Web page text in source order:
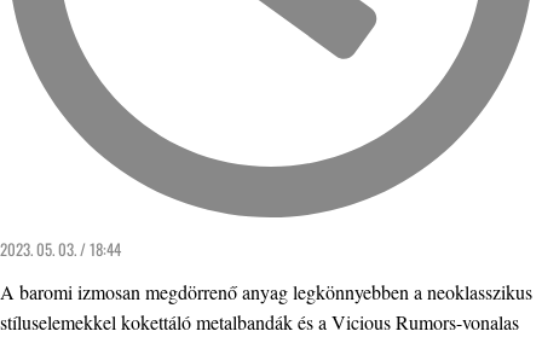
2023. 05. 03. / 18:44
A baromi izmosan megdörrenő anyag legkönnyebben a neoklasszikus
stíluselemekkel kokettáló metalbandák és a Vicious Rumors-vonalas